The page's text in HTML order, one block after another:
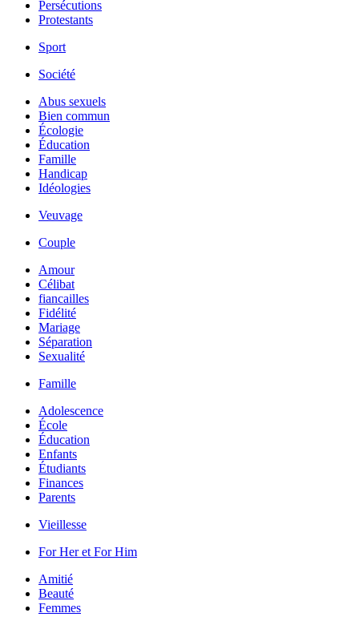
Persécutions
Protestants
Sport
Société
Abus sexuels
Bien commun
Écologie
Éducation
Famille
Handicap
Idéologies
Veuvage
Couple
Amour
Célibat
fiancailles
Fidélité
Mariage
Séparation
Sexualité
Famille
Adolescence
École
Éducation
Enfants
Étudiants
Finances
Parents
Vieillesse
For Her et For Him
Amitié
Beauté
Femmes